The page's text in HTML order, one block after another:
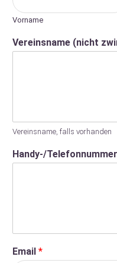
Vorname
Vereinsname (nicht
Vereinsname, falls vorhanden
Handy-/
Email *